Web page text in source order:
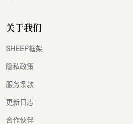
关于我们
SHEEP框架
隐私政策
服务条款
更新日志
合作伙伴